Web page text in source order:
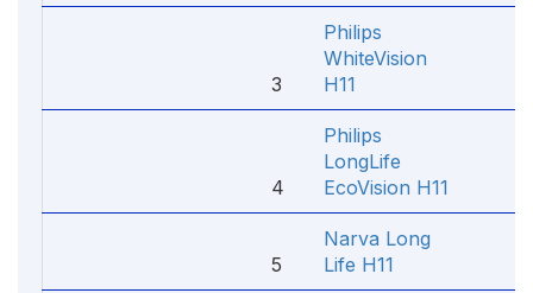
3
Philips
WhiteVision
H11
4
Philips
LongLife
EcoVision H11
5
Narva Long
Life H11